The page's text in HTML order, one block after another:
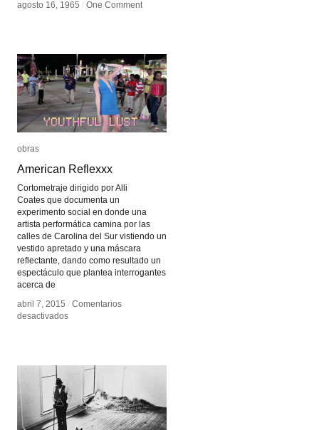
agosto 16, 1965 / One Comment
agosto 16, 1965 / One Comment
obras
American Reflexxx
Cortometraje dirigido por Alli
Coates que documenta un
experimento social en donde una
artista performática camina por las
calles de Carolina del Sur vistiendo un
vestido apretado y una máscara
reflectante, dando como resultado un
espectáculo que plantea interrogantes
acerca de
abril 7, 2015 / Comentarios
desactivadosen
obras
American Reflexxx
abril 7, 2015 / Comentarios
desactivadosen